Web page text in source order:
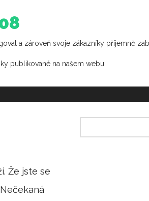
a zároveň svoje zákazníky příjemně
publikované na našem webu.
Že jste se